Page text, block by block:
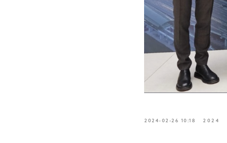
2024-02-26 10:18 2024